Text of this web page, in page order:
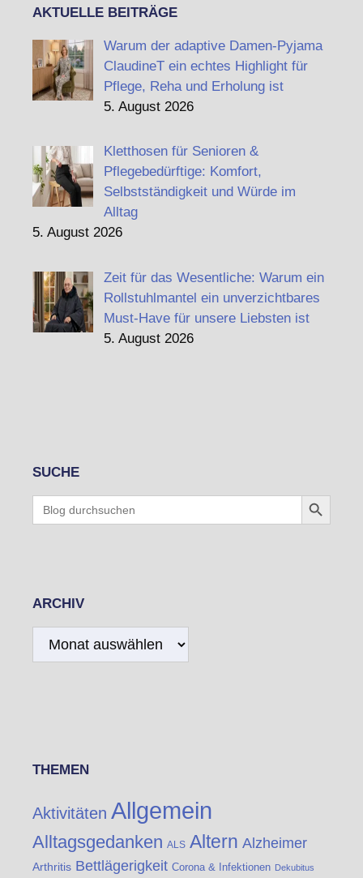
AKTUELLE BEITRÄGE
Warum der adaptive Damen-Pyjama
ClaudineT ein echtes Highlight für
Pflege, Reha und Erholung ist
5. August 2026
Kletthosen für Senioren &
Pflegebedürftige: Komfort,
Selbstständigkeit und Würde im
Alltag
5. August 2026
Zeit für das Wesentliche: Warum ein
Rollstuhlmantel ein unverzichtbares
Must-Have für unsere Liebsten ist
5. August 2026
SUCHE
for:
Search Button
ARCHIV
Archiv
THEMEN
Aktivitäten Allgemein
Alltagsgedanken ALS Altern Alzheimer
Arthritis Bettlägerigkeit Corona & Infektionen Dekubitus